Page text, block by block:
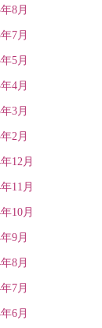
8月
7月
5月
4月
3月
2月
12月
11月
10月
9月
8月
7月
6月